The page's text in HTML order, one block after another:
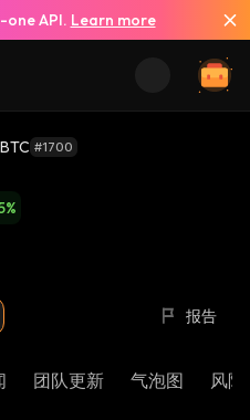
one API. Learn more
#1700
%
报告
团队更新 气泡图 风险